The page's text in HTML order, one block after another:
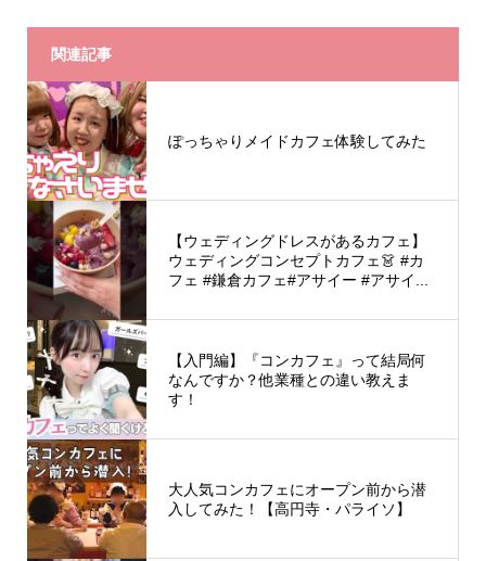
関連記事
ぽっちゃりメイドカフェ体験してみた
【ウェディングドレスがあるカフェ】
ウェディングコンセプトカフェ👗 #カ
フェ #鎌倉カフェ#アサイー #アサイ...
【入門編】『コンカフェ』って結局何
なんですか？他業種との違い教えま
す！
大人気コンカフェにオープン前から潜
入してみた！【高円寺・パライソ】